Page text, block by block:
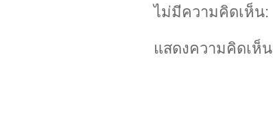
ไม่มีความคิดเห็น:
แสดงความคิดเห็น